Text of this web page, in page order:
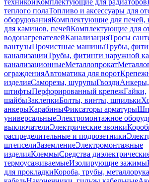
техникойКомплектующие для радиаторов
теплого полаТопливо и аксессуары для
оборудованияКомплектующие для печей,
для каминов, печейКомплектующие для
водонагревателейКанализацияТросы
вантузыПрочистные машиныТрубы,
канализацииТрубы, фитинги наружной
канализационныеМеталлопрокат
огражденияАвтоматика для ворот
изделияСаморезы, шурупыГвозди
штифтыПерфорированный крепежГайки,
шайбыЗаклепкиБолты, винты, шпильки
анкерыКарабиныФиксаторы арматуры
универсальныеЭлектромонтажное
выключателиЭлектрические звонки
распределительные и подрозетники
штепселиЗаземлениеЭлектромонтажные
изделияКлеммыСредства
термоусаживаемыеИзолирующие зажимы
для прокладкиКороба, трубы,